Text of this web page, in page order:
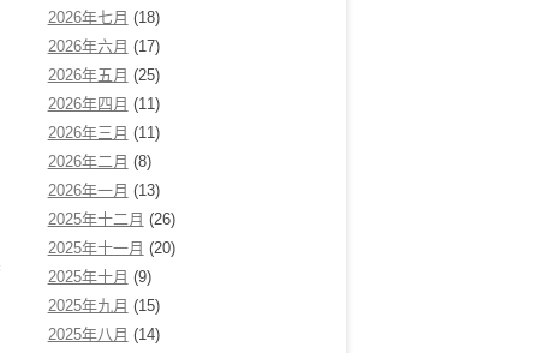
2026年七月 (18)
2026年六月 (17)
2026年五月 (25)
2026年四月 (11)
2026年三月 (11)
2026年二月 (8)
2026年一月 (13)
2025年十二月 (26)
2025年十一月 (20)
2025年十月 (9)
2025年九月 (15)
2025年八月 (14)